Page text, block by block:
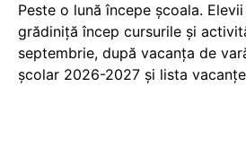
Peste o lună începe școala.
grădiniță încep cursurile și
septembrie, după vacanța de
școlar 2026-2027 și lista